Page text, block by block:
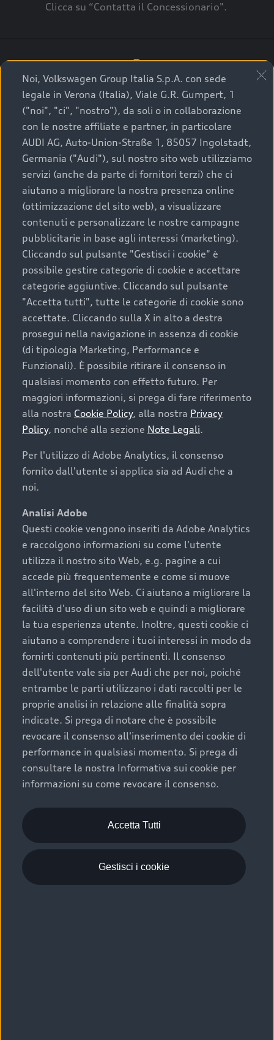
Clicca su “Contatta il Concessionario".
3
A breve verrai ricontattato dal Customer Care
Audi Center o direttamente dal Concessionario
che ti supporterà per finalizzare la tua richiesta.
La qualità di acquistare
un’auto usata Audi
Scegliere un’auto usata è una decisione che coniuga
convenienza, affidabilità e sostenibilità. Per fare un
acquisto sicuro, è essenziale considerare aspetti
determinanti come la garanzia inclusa e l’affidabilità del
marchio. Audi offre l’auto usata perfetta tramite Audi
Prima Scelta :plus
Cosa sapere prima di
acquistare la tua prossima
auto
I requisiti fondamentali da considerare prima di
acquistare un’auto usata, oltre al prezzo e all'aspetto,
chilometraggio: un valore contenuto corrisponde a
uno stato migliore del veicolo e a una maggiore
durata nel tempo;
cronologia dei tagliandi: una documentazione
completa della vettura certifica una manutenzione
costante e accurata;
condizioni della carrozzeria e degli interni: una
buona conservazione evidenzia cura e attenzione del
precedente proprietario;
efficienza meccanica: motore, trasmissione e
componenti principali in ottimo stato garantiscono
prestazioni affidabili e sicure.
Acquistare un’auto usata in una Concessionaria ufficiale
Audi che offre l’usato garantito tramite Audi Prima
Scelta :plus, significa affidarsi ad un prodotto che viene
sottoposto a 110 controlli approfonditi e coperto da
garanzia fino a 4 anni per una maggiore tutela del tuo
acquisto.
Noi, Volkswagen Group Italia S.p.A. con sede
legale in Verona (Italia), Viale G.R. Gumpert, 1
("noi", "ci", "nostro"), da soli o in collaborazione
con le nostre affiliate e partner, in particolare
AUDI AG, Auto-Union-Straße 1, 85057 Ingolstadt,
Germania ("Audi"), sul nostro sito web utilizziamo
servizi (anche da parte di fornitori terzi) che ci
aiutano a migliorare la nostra presenza online
(ottimizzazione del sito web), a visualizzare
contenuti e personalizzare le nostre campagne
pubblicitarie in base agli interessi (marketing).
Cliccando sul pulsante "Gestisci i cookie" è
possibile gestire categorie di cookie e accettare
categorie aggiuntive. Cliccando sul pulsante
"Accetta tutti", tutte le categorie di cookie sono
accettate. Cliccando sulla X in alto a destra
prosegui nella navigazione in assenza di cookie
(di tipologia Marketing, Performance e
Funzionali). È possibile ritirare il consenso in
qualsiasi momento con effetto futuro. Per
maggiori informazioni, si prega di fare riferimento
alla nostra Cookie Policy, alla nostra Privacy
Policy, nonché alla sezione Note Legali.
Per l'utilizzo di Adobe Analytics, il consenso
fornito dall'utente si applica sia ad Audi che a
noi.
Analisi Adobe
Questi cookie vengono inseriti da Adobe Analytics
e raccolgono informazioni su come l'utente
utilizza il nostro sito Web, e.g. pagine a cui
accede più frequentemente e come si muove
all'interno del sito Web. Ci aiutano a migliorare la
facilità d'uso di un sito web e quindi a migliorare
la tua esperienza utente. Inoltre, questi cookie ci
aiutano a comprendere i tuoi interessi in modo da
fornirti contenuti più pertinenti. Il consenso
dell'utente vale sia per Audi che per noi, poiché
entrambe le parti utilizzano i dati raccolti per le
proprie analisi in relazione alle finalità sopra
indicate. Si prega di notare che è possibile
revocare il consenso all'inserimento dei cookie di
performance in qualsiasi momento. Si prega di
consultare la nostra Informativa sui cookie per
informazioni su come revocare il consenso.
Accetta Tutti
Gestisci i cookie